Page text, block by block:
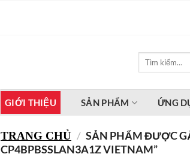
GIỚI THIỆU SẢN PHẨM ỨNG
TRANG CHỦ / SẢN PHẨM ĐƯỢC
CP4BPBSSLAN3A1Z VIETNAM”